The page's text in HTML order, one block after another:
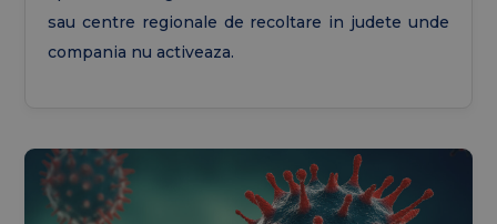
sau centre regionale de recoltare in judete unde
compania nu activeaza.